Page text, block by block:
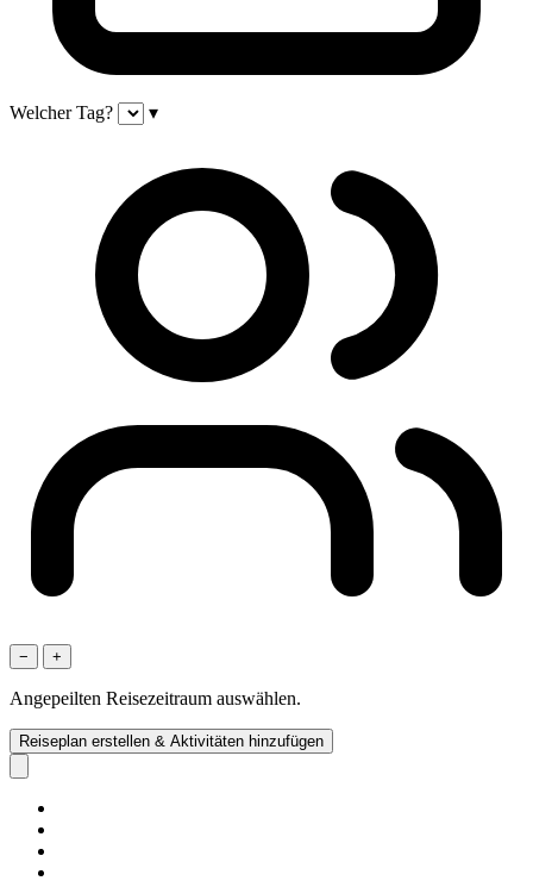
Welcher Tag? ▾
− +
Angepeilten Reisezeitraum auswählen.
Reiseplan erstellen & Aktivitäten hinzufügen